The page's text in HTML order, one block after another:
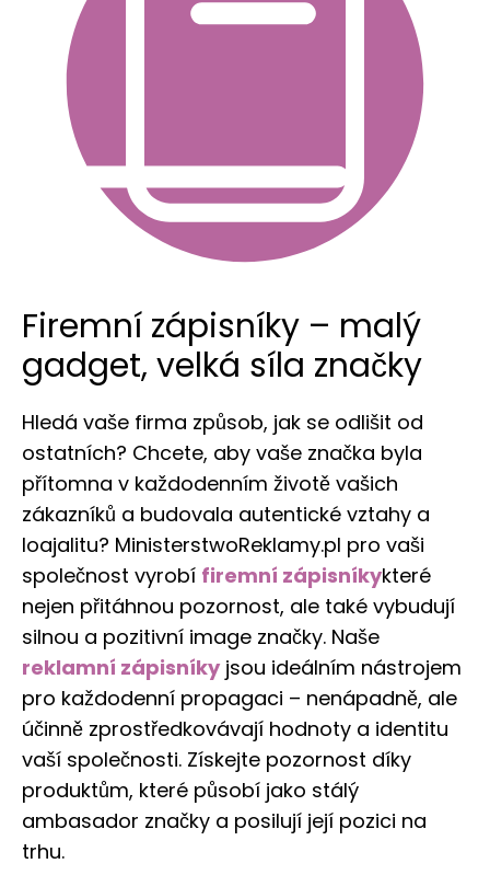
Firemní zápisníky – malý
gadget, velká síla značky
Hledá vaše firma způsob, jak se odlišit od
ostatních? Chcete, aby vaše značka byla
přítomna v každodenním životě vašich
zákazníků a budovala autentické vztahy a
loajalitu? MinisterstwoReklamy.pl pro vaši
společnost vyrobí firemní zápisníkykteré
nejen přitáhnou pozornost, ale také vybudují
silnou a pozitivní image značky. Naše
reklamní zápisníkyjsou ideálním nástrojem
pro každodenní propagaci – nenápadně, ale
účinně zprostředkovávají hodnoty a identitu
vaší společnosti. Získejte pozornost díky
produktům, které působí jako stálý
ambasador značky a posilují její pozici na
trhu.